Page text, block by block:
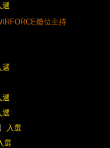
選
攤位主持
選
選
選
入選
選